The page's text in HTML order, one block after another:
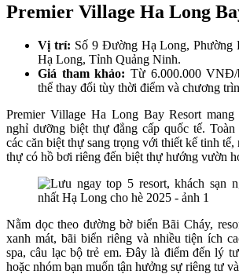
Premier Village Ha Long
Vị trí: Số 9 Đường Hạ Long, Phường
Hạ Long, Tỉnh Quảng Ninh.
Giá tham khảo: Từ 6.000.000 VNĐ/
thể thay đổi tùy thời điểm và chương
Premier Village Ha Long Bay Resort
nghỉ dưỡng biệt thự đẳng cấp quốc tế. Toàn
các căn biệt thự sang trọng với thiết kế tinh
thự có hồ bơi riêng đến biệt thự hướng vườn
Nằm dọc theo đường bờ biển Bãi Cháy,
xanh mát, bãi biển riêng và nhiều tiện ích
spa, câu lạc bộ trẻ em. Đây là điểm đến lý
hoặc nhóm bạn muốn tận hưởng sự riêng tư